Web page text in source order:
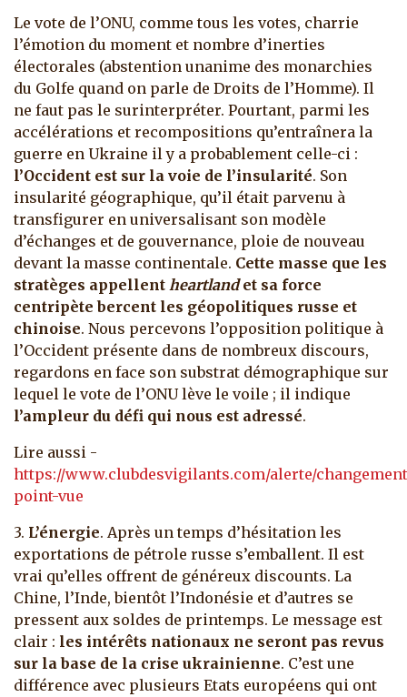
Le vote de l’ONU, comme tous les votes, charrie
l’émotion du moment et nombre d’inerties
électorales (abstention unanime des monarchies
du Golfe quand on parle de Droits de l’Homme). Il
ne faut pas le surinterpréter. Pourtant, parmi les
accélérations et recompositions qu’entraînera la
guerre en Ukraine il y a probablement celle-ci :
l’Occident est sur la voie de l’insularité. Son
insularité géographique, qu’il était parvenu à
transfigurer en universalisant son modèle
d’échanges et de gouvernance, ploie de nouveau
devant la masse continentale. Cette masse que les
stratèges appellent heartlandet sa force
centripète bercent les géopolitiques russe et
chinoise. Nous percevons l’opposition politique à
l’Occident présente dans de nombreux discours,
regardons en face son substrat démographique sur
lequel le vote de l’ONU lève le voile ; il indique
l’ampleur du défi qui nous est adressé.
Lire aussi -
https://www.clubdesvigilants.com/alerte/
point-vue
3. L’énergie. Après un temps d’hésitation les
exportations de pétrole russe s’emballent. Il est
vrai qu’elles offrent de généreux discounts. La
Chine, l’Inde, bientôt l’Indonésie et d’autres se
pressent aux soldes de printemps. Le message est
clair : les intérêts nationaux ne seront pas revus
sur la base de la crise ukrainienne. C’est une
différence avec plusieurs Etats européens qui ont